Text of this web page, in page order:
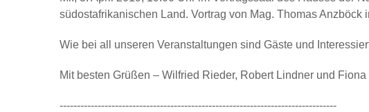
südostafrikanischen Land. Vortrag von Mag. Thomas
Wie bei all unseren Veranstaltungen sind Gäste und
Mit besten Grüßen – Wilfried Rieder, Robert Lindner und Fiona
--------------------------------------------------------------------------------